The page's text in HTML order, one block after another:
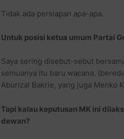
Tidak ada persiapan apa-apa.
Untuk posisi ketua umum Partai
Saya sering disebut-sebut
semuanya itu baru wacana.
Aburizal Bakrie, yang juga Menko
Tapi kalau keputusan MK ini
dewan?